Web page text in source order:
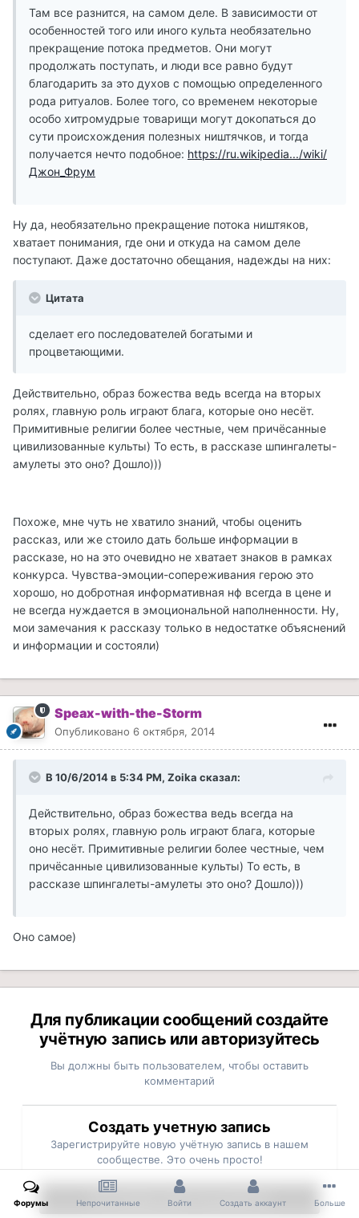
Там все разнится, на самом деле. В зависимости от
особенностей того или иного культа необязательно
прекращение потока предметов. Они могут
продолжать поступать, и люди все равно будут
благодарить за это духов с помощью определенного
рода ритуалов. Более того, со временем некоторые
особо хитромудрые товарищи могут докопаться до
сути происхождения полезных ништячков, и тогда
получается нечто подобное: https://ru.wikipedia.../wiki/
Джон_Фрум
Ну да, необязательно прекращение потока ништяков,
хватает понимания, где они и откуда на самом деле
поступают. Даже достаточно обещания, надежды на них:
Цитата
сделает его последователей богатыми и
процветающими.
Действительно, образ божества ведь всегда на вторых
ролях, главную роль играют блага, которые оно несёт.
Примитивные религии более честные, чем причёсанные
цивилизованные культы) То есть, в рассказе шпингалеты-
амулеты это оно? Дошло)))
Похоже, мне чуть не хватило знаний, чтобы оценить
рассказ, или же стоило дать больше информации в
рассказе, но на это очевидно не хватает знаков в рамках
конкурса. Чувства-эмоции-сопереживания герою это
хорошо, но добротная информативная нф всегда в цене и
не всегда нуждается в эмоциональной наполненности. Ну,
мои замечания к рассказу только в недостатке объяснений
и информации и состояли)
Speax-with-the-Storm
Опубликовано 6 октября, 2014
В 10/6/2014 в 5:34 PM, Zoika сказал:
Действительно, образ божества ведь всегда на
вторых ролях, главную роль играют блага, которые
оно несёт. Примитивные религии более честные, чем
причёсанные цивилизованные культы) То есть, в
рассказе шпингалеты-амулеты это оно? Дошло)))
Оно самое)
Для публикации сообщений создайте
учётную запись или авторизуйтесь
Вы должны быть пользователем, чтобы оставить
комментарий
Создать учетную запись
Зарегистрируйте новую учётную запись в нашем
сообществе. Это очень просто!
Регистрация нового пользователя
Форумы Непрочитанные Войти Создать аккаунт Больше